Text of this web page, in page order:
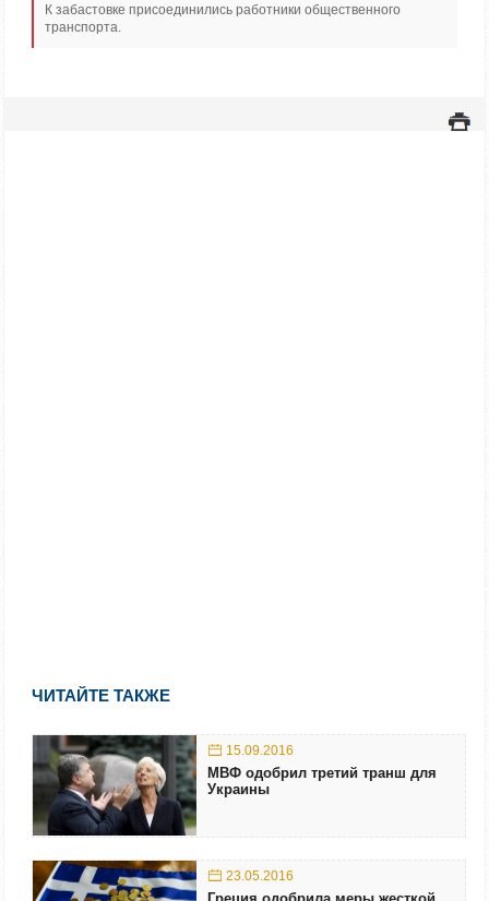
К забастовке присоединились работники общественного
транспорта.
ЧИТАЙТЕ ТАКЖЕ
15.09.2016
МВФ одобрил третий транш для
Украины
23.05.2016